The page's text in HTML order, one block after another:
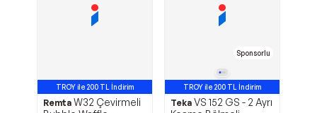
TROY ile 200 TL İndirim
Remta W32 Çevirmeli
Sponsorlu
TROY ile 200 TL İndirim
Teka VS 152 GS - 2 Ayrı